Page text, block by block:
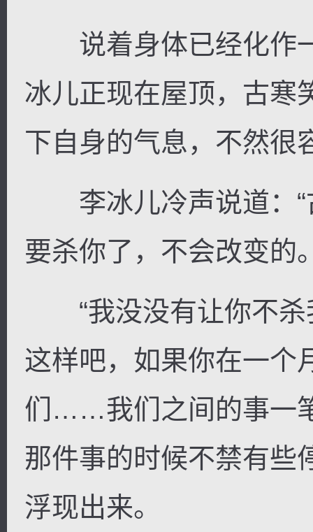
说着身体已经化作
冰儿正现在屋顶，古寒
下自身的气息，不然很
李冰儿冷声说道：“
要杀你了，不会改变的
“我没没有让你不杀
这样吧，如果你在一个
们……我们之间的事一
那件事的时候不禁有些
浮现出来。